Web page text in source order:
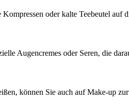
oder kalte Teebeutel auf
Augencremes oder Seren, die
können Sie auch auf Make-up